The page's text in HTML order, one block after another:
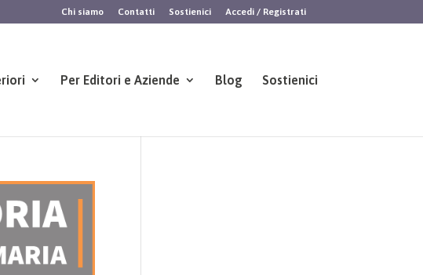
Chi siamo Contatti Sostienici Accedi / Registrati
Per Editori e Aziende Blog Sostienici